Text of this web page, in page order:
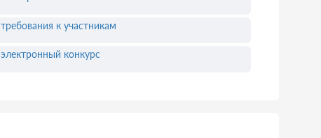
требования к участникам
электронный конкурс